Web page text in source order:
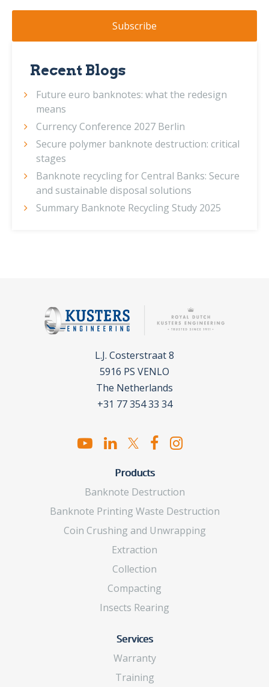
Recent Blogs
Future euro banknotes: what the redesign
means
Currency Conference 2027 Berlin
Secure polymer banknote destruction: critical
stages
Banknote recycling for Central Banks: Secure
and sustainable disposal solutions
Summary Banknote Recycling Study 2025
L.J. Costerstraat 8
5916 PS VENLO
The Netherlands
+31 77 354 33 34
Products
Banknote Destruction
Banknote Printing Waste Destruction
Coin Crushing and Unwrapping
Extraction
Collection
Compacting
Insects Rearing
Services
Warranty
Training